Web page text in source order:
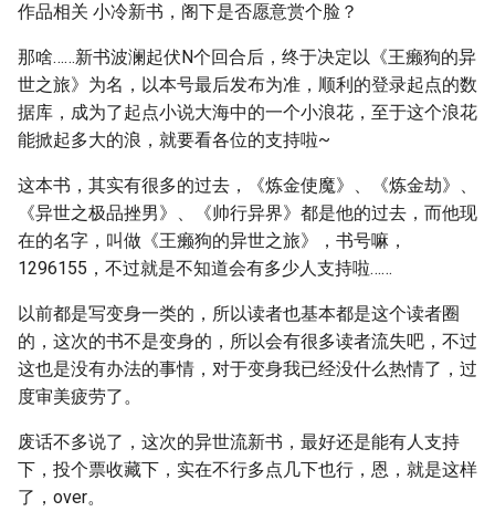
作品相关 小冷新书，阁下是否愿意赏个脸？
那啥……新书波澜起伏N个回合后，终于决定以《王癞狗的异
世之旅》为名，以本号最后发布为准，顺利的登录起点的数
据库，成为了起点小说大海中的一个小浪花，至于这个浪花
能掀起多大的浪，就要看各位的支持啦~
这本书，其实有很多的过去，《炼金使魔》、《炼金劫》、
《异世之极品挫男》、《帅行异界》都是他的过去，而他现
在的名字，叫做《王癞狗的异世之旅》，书号嘛，
1296155，不过就是不知道会有多少人支持啦……
以前都是写变身一类的，所以读者也基本都是这个读者圈
的，这次的书不是变身的，所以会有很多读者流失吧，不过
这也是没有办法的事情，对于变身我已经没什么热情了，过
度审美疲劳了。
废话不多说了，这次的异世流新书，最好还是能有人支持
下，投个票收藏下，实在不行多点几下也行，恩，就是这样
了，over。